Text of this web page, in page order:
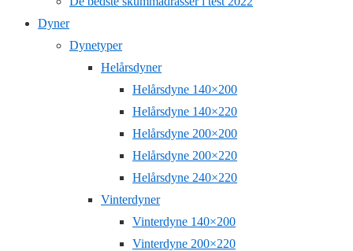
Dyner
Dynetyper
Helårsdyner
Helårsdyne 140×200
Helårsdyne 140×220
Helårsdyne 200×200
Helårsdyne 200×220
Helårsdyne 240×220
Vinterdyner
Vinterdyne 140×200
Vinterdyne 200×220